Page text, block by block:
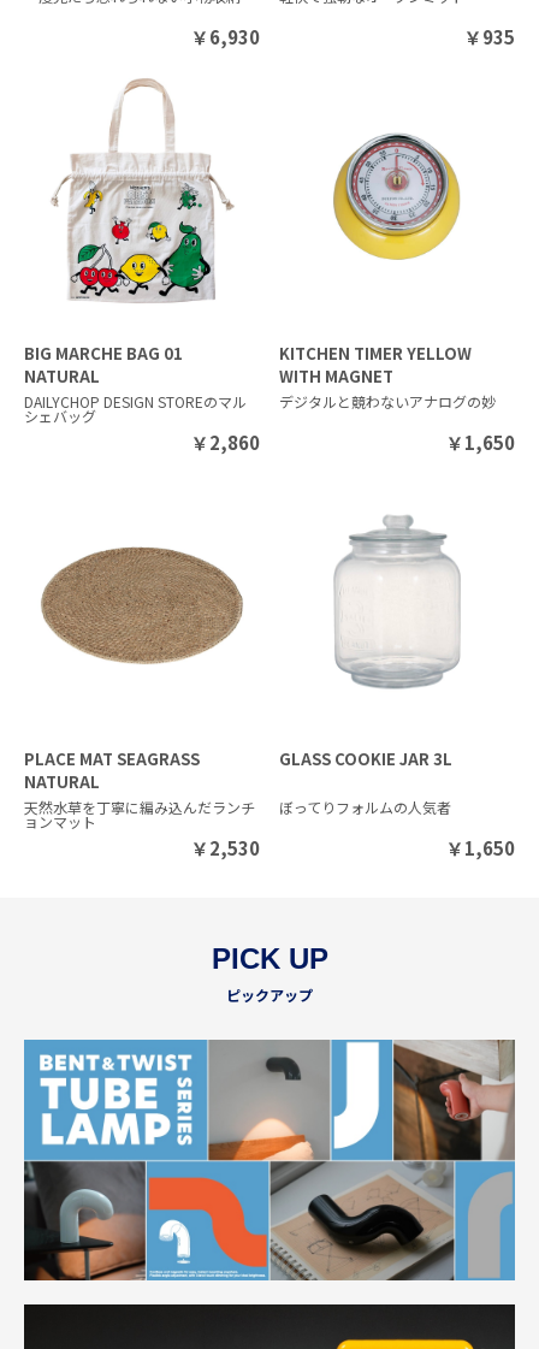
￥6,930 ￥935
BIG MARCHE BAG 01
NATURAL
DAILYCHOP DESIGN STOREのマル
シェバッグ
￥2,860
KITCHEN TIMER YELLOW
WITH MAGNET
デジタルと競わないアナログの妙
￥1,650
PLACE MAT SEAGRASS
NATURAL
天然水草を丁寧に編み込んだランチ
ョンマット
￥2,530
GLASS COOKIE JAR 3L
ぼってりフォルムの人気者
￥1,650
PICK UP
ピックアップ